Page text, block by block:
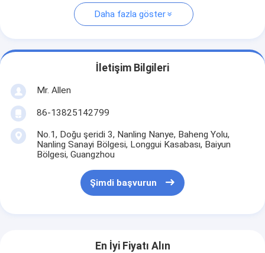
Daha fazla göster
İletişim Bilgileri
Mr. Allen
86-13825142799
No.1, Doğu şeridi 3, Nanling Nanye, Baheng Yolu,
Nanling Sanayi Bölgesi, Longgui Kasabası, Baiyun
Bölgesi, Guangzhou
Şimdi başvurun
En İyi Fiyatı Alın